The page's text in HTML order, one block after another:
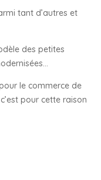
tant d’autres et
des petites
le commerce de
pour cette raison